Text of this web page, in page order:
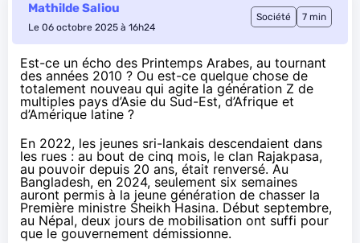
Mathilde Saliou
Le 06 octobre 2025 à 16h24
Société 7 min
Est-ce un écho des Printemps Arabes, au tournant
des années 2010 ? Ou est-ce quelque chose de
totalement nouveau qui agite la génération Z de
multiples pays d’Asie du Sud-Est, d’Afrique et
d’Amérique latine ?
En 2022, les jeunes sri-lankais descendaient dans
les rues : au bout de cinq mois, le clan Rajakpasa,
au pouvoir depuis 20 ans, était renversé. Au
Bangladesh, en 2024, seulement six semaines
auront permis à la jeune génération de chasser la
Première ministre Sheikh Hasina. Début septembre,
au Népal, deux jours de mobilisation ont suffi pour
que le gouvernement démissionne.